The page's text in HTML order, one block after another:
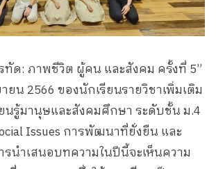
ทัด: ภาพชีวิต ผู้คน และสังคม ครั้งที่ 5”
ยน 2566 ของนักเรียนรายวิชาเพิ่มเติม
นรู้มานุษและสังคมศึกษา ระดับชั้น ม.4
Issues การพัฒนาที่ยั่งยืน และ
รนำเสนอบทความในปีนี้จะเห็นความ